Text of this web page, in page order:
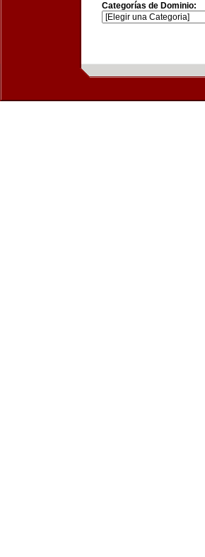
Categorías de Dominio: